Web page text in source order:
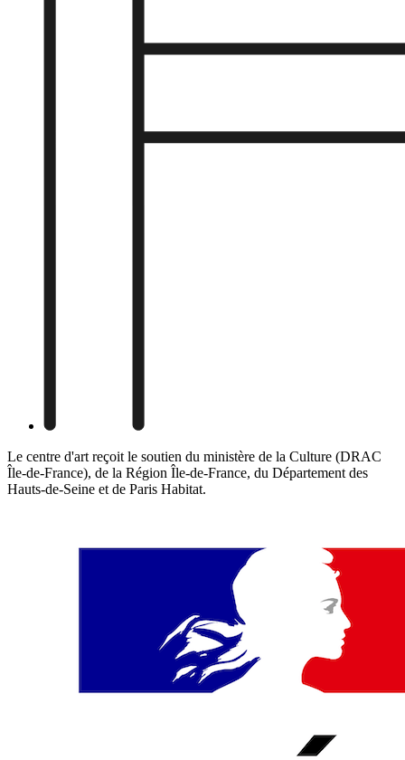
Le centre d'art reçoit le soutien du ministère de la Culture (DRAC
Île-de-France), de la Région Île-de-France, du Département des
Hauts-de-Seine et de Paris Habitat.